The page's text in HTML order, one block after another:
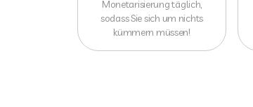
Monetarisierung täglich,
sodass Sie sich um nichts
kümmern müssen!